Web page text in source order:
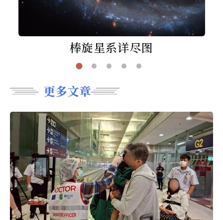
棒旋星系详尽图
更多文章